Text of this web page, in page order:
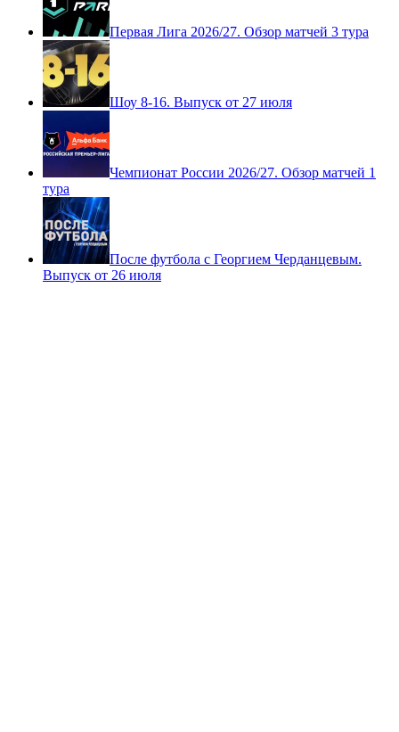
Первая Лига 2026/27. Обзор матчей 3 тура
Шоу 8-16. Выпуск от 27 июля
Чемпионат России 2026/27. Обзор матчей 1
тура
После футбола с Георгием Черданцевым.
Выпуск от 26 июля